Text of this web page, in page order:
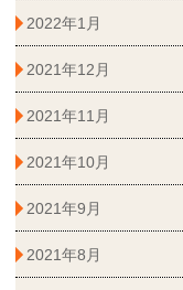
2022年1月
2021年12月
2021年11月
2021年10月
2021年9月
2021年8月